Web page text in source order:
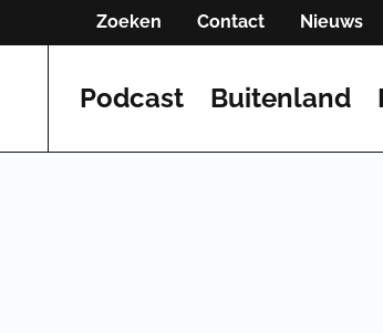
Zoeken Contact Nieuws
Podcast Buitenland